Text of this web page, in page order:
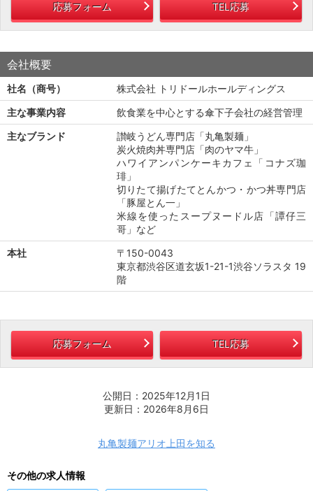
応募フォーム TEL応募
会社概要
社名（商号）
株式会社 トリドールホールディングス
主な事業内容
飲食業を中心とする傘下子会社の経営管理
主なブランド
讃岐うどん専門店「丸亀製麺」
炭火焼肉丼専門店「肉のヤマ牛」
ハワイアンパンケーキカフェ「コナズ珈
琲」
切りたて揚げたてとんかつ・かつ丼専門店
「豚屋とん一」
米線を使ったスープヌードル店「譚仔三
哥」など
本社
〒150-0043
東京都渋谷区道玄坂1-21-1渋谷ソラスタ 19
階
応募フォーム TEL応募
公開日：2025年12月1日
更新日：2026年8月6日
丸亀製麺アリオ上田を知る
その他の求人情報